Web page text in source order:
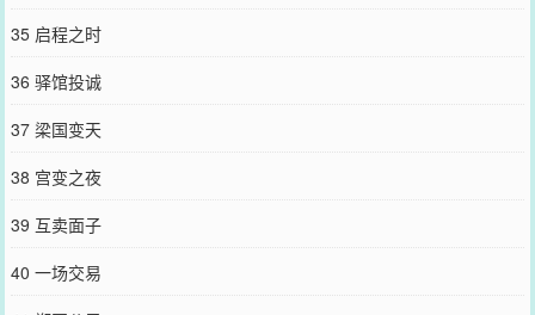
35 启程之时
36 驿馆投诚
37 梁国变天
38 宫变之夜
39 互卖面子
40 一场交易